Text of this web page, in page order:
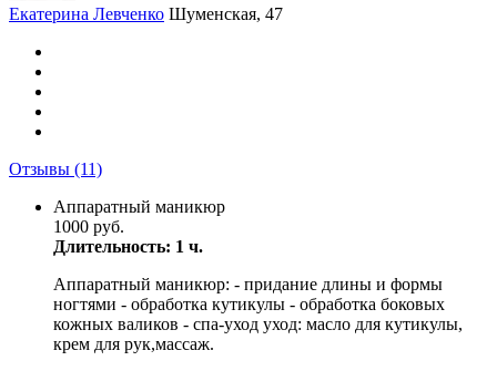
Екатерина Левченко Шуменская, 47
Отзывы (11)
Аппаратный маникюр
1000 руб.
Длительность: 1 ч.
Аппаратный маникюр: - придание длины и формы
ногтями - обработка кутикулы - обработка боковых
кожных валиков - спа-уход уход: масло для кутикулы,
крем для рук,массаж.